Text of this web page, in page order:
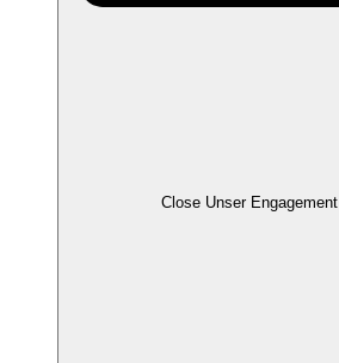
Close Unser Engagement